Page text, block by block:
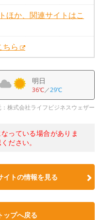
ほか、関連サイトはこ
ちら
明日
36℃／29℃
株式会社ライフビジネスウェザー
っている場合がありま
ださい。
イトの情報を見る
ップへ戻る